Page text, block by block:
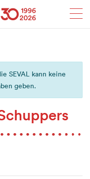
SEVAL
SEVAL kann keine
geben.